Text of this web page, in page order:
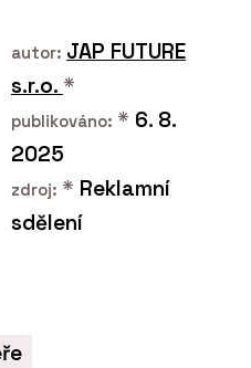
autor: JAP FUTURE
s.r.o. *
publikováno: * 6. 8.
2025
zdroj: * Reklamní
sdělení